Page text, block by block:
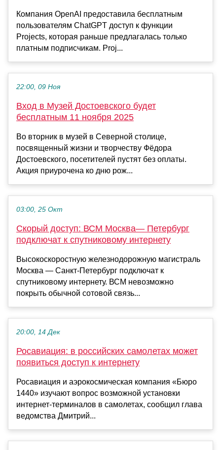
Компания OpenAI предоставила бесплатным
пользователям ChatGPT доступ к функции
Projects, которая раньше предлагалась только
платным подписчикам. Proj...
22:00, 09 Ноя
Вход в Музей Достоевского будет
бесплатным 11 ноября 2025
Во вторник в музей в Северной столице,
посвященный жизни и творчеству Фёдора
Достоевского, посетителей пустят без оплаты.
Акция приурочена ко дню рож...
03:00, 25 Окт
Скорый доступ: ВСМ Москва— Петербург
подключат к спутниковому интернету
Высокоскоростную железнодорожную магистраль
Москва — Санкт-Петербург подключат к
спутниковому интернету. ВСМ невозможно
покрыть обычной сотовой связь...
20:00, 14 Дек
Росавиация: в российских самолетах может
появиться доступ к интернету
Росавиация и аэрокосмическая компания «Бюро
1440» изучают вопрос возможной установки
интернет-терминалов в самолетах, сообщил глава
ведомства Дмитрий...